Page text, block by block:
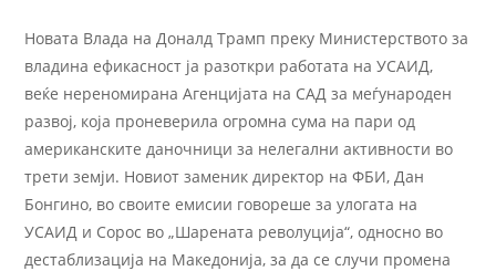
Новата Влада на Доналд Трамп преку Министерството за
владина ефикасност ја разоткри работата на УСАИД,
веќе нереномирана Агенцијата на САД за меѓународен
развој, која проневерила огромна сума на пари од
американските даночници за нелегални активности во
трети земји. Новиот заменик директор на ФБИ, Дан
Бонгино, во своите емисии говореше за улогата на
УСАИД и Сорос во „Шарената револуција“, односно во
дестаблизација на Македонија, за да се случи промена